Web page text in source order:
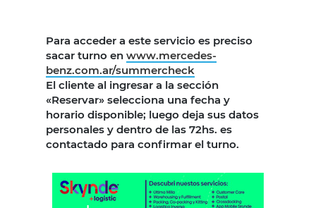
Para acceder a este servicio es preciso
sacar turno en www.mercedes-
benz.com.ar/summercheck
El cliente al ingresar a la sección
«Reservar» selecciona una fecha y
horario disponible; luego deja sus datos
personales y dentro de las 72hs. es
contactado para confirmar el turno.